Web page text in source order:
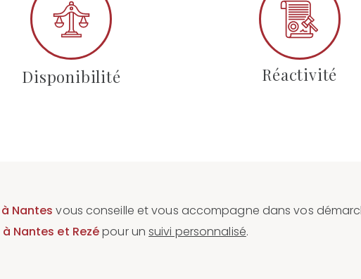
Disponibilité Réactivité
Nantesvous conseille et vous accompagne dans vos
Nantes et Rezépour unsuivi personnalisé.